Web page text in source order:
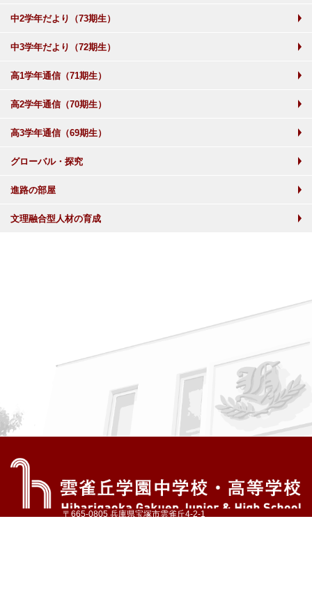
中2学年だより（73期生）
中3学年だより（72期生）
高1学年通信（71期生）
高2学年通信（70期生）
高3学年通信（69期生）
グローバル・探究
進路の部屋
文理融合型人材の育成
〒665-0805 兵庫県宝塚市雲雀丘4-2-1